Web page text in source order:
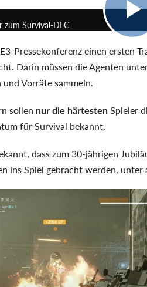
zum Survival-DLC
Pressekonferenz einen ersten
Darin müssen die Agenten
Vorräte sammeln.
sollen nur die härtestenSpieler
für Survival bekannt.
dass zum 30-jährigen
ins Spiel gebracht werden,